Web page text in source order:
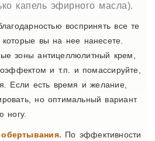
капель эфирного масла).
воспринять все те
вы на нее нанесете.
зоны антицеллюлитный крем,
и т.п. и помассируйте,
Если есть время и желание,
но оптимальный вариант
ногу.
По эффективности